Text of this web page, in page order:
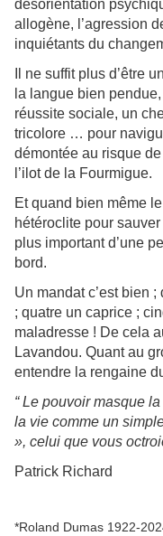
désorientation
allogène, l’agression
inquiétants du
Il ne suffit plus d’être
la langue bien
réussite sociale, un
tricolore … pour
démontée au risque
l’ilot de la Fourmigue.
Et quand bien même
hétéroclite pour
plus important d’une
bord.
Un mandat c’est bien
; quatre un caprice ;
maladresse ! De cela
Lavandou. Quant au
entendre la rengaine
“ Le pouvoir masque
la vie comme un
», celui que vous
Patrick Richard
*Roland Dumas 1922-